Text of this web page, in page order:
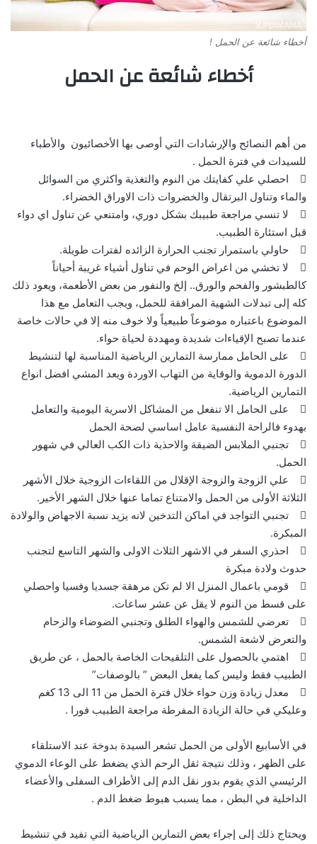
أخطاء شائعة عن الحمل !
أخطاء شائعة عن الحمل
من أهم النصائح والإرشادات التي أوصى بها الأخصائيون والأطباء
للسيدات في فترة الحمل .
 احصلي علي كفايتك من النوم والتغذية واكثري من السوائل
والماء وتناول البرتقال والخضروات ذات الاوراق الخضراء.
 لا تنسي مراجعة طبيبك بشكل دوري، وامتنعي عن تناول اي دواء
قبل استئارة الطبيب.
 حاولي باستمرار تجنب الحرارة الزائده لفترات طويلة.
 لا تخشي من اعراض الوحم في تناول أشياء غريبة أحياناً
كالطبشور والفحم والورق.. إلخ والنفور من بعض الأطعمة، ويعود ذلك
كله إلى تبدلات الشهية المرافقة للحمل، ويجب التعامل مع هذا
الموضوع باعتباره موضوعاً طبيعياً ولا خوف منه إلا في حالات خاصة
عندما تصبح الإقياءات شديدة ومهددة لحياة حواء.
 على الحامل ممارسة التمارين الرياضية المناسبة لها لتنشيط
الدورة الدموية والوقاية من التهاب الاوردة ويعد المشي افضل انواع
التمارين الرياضية.
 على الحامل الا تنفعل من المشاكل الاسرية اليومية والتعامل
بهدوء فالراحة النفسية عامل اساسي لصحة الحمل
 تجنبي الملابس الضيقة والاحذية ذات الكب العالي في شهور
الحمل.
 علي الزوجة والزوجة الإقلال من اللقاءات الزوجية خلال الأشهر
الثلاثة الأولى من الحمل والامتناع تماما عنها خلال الشهر الأخير.
 تجنبي التواجد في اماكن التدخين لانه يزيد نسبة الاجهاض والولادة
المبكرة.
 احذري السفر في الاشهر الثلاث الاولى والشهر التاسع لتجنب
حدوث ولادة مبكرة
 قومي باعمال المنزل الا لم تكن مرهقة جسديا وفسيا واحصلي
على قسط من النوم لا يقل عن عشر ساعات.
 تعرضي للشمس والهواء الطلق وتجنبي الضوضاء والزحام
والتعرض لاشعة الشمس.
 اهتمي بالحصول على التلقيحات الخاصة بالحمل ، عن طريق
الطبيب فقط وليس كما يفعل البعض ” بالوصفات”
 معدل زيادة وزن حواء خلال فترة الحمل من 11 الى 13 كغم
وعليكي في حالة الزيادة المفرطة مراجعة الطبيب فورا .
في الأسابيع الأولى من الحمل تشعر السيدة بدوخة عند الاستلقاء
على الظهر ، وذلك نتيجة ثقل الرحم الذي يضغط على الوعاء الدموي
الرئيسي الذي يقوم بدور نقل الدم إلى الأطراف السفلى والأعضاء
الداخلية في البطن ، مما يسبب هبوط ضغط الدم .
ويحتاج ذلك إلى إجراء بعض التمارين الرياضية التي تفيد في تنشيط